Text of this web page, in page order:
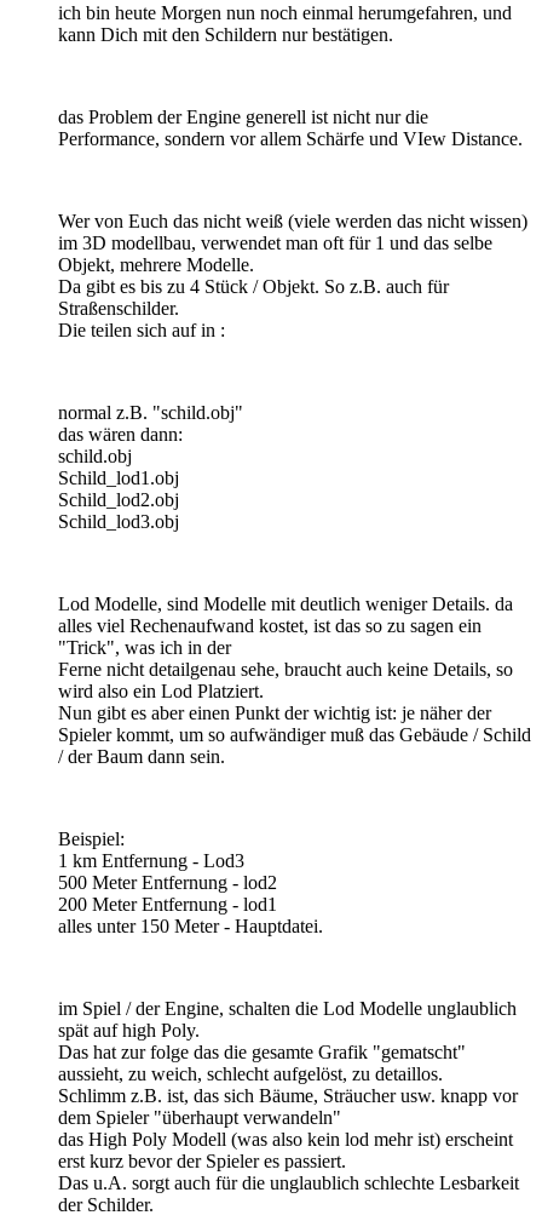
ich bin heute Morgen nun noch einmal herumgefahren, und
kann Dich mit den Schildern nur bestätigen.
das Problem der Engine generell ist nicht nur die
Performance, sondern vor allem Schärfe und VIew Distance.
Wer von Euch das nicht weiß (viele werden das nicht wissen)
im 3D modellbau, verwendet man oft für 1 und das selbe
Objekt, mehrere Modelle.
Da gibt es bis zu 4 Stück / Objekt. So z.B. auch für
Straßenschilder.
Die teilen sich auf in :
normal z.B. "schild.obj"
das wären dann:
schild.obj
Schild_lod1.obj
Schild_lod2.obj
Schild_lod3.obj
Lod Modelle, sind Modelle mit deutlich weniger Details. da
alles viel Rechenaufwand kostet, ist das so zu sagen ein
"Trick", was ich in der
Ferne nicht detailgenau sehe, braucht auch keine Details, so
wird also ein Lod Platziert.
Nun gibt es aber einen Punkt der wichtig ist: je näher der
Spieler kommt, um so aufwändiger muß das Gebäude / Schild
/ der Baum dann sein.
Beispiel:
1 km Entfernung - Lod3
500 Meter Entfernung - lod2
200 Meter Entfernung - lod1
alles unter 150 Meter - Hauptdatei.
im Spiel / der Engine, schalten die Lod Modelle unglaublich
spät auf high Poly.
Das hat zur folge das die gesamte Grafik "gematscht"
aussieht, zu weich, schlecht aufgelöst, zu detaillos.
Schlimm z.B. ist, das sich Bäume, Sträucher usw. knapp vor
dem Spieler "überhaupt verwandeln"
das High Poly Modell (was also kein lod mehr ist) erscheint
erst kurz bevor der Spieler es passiert.
Das u.A. sorgt auch für die unglaublich schlechte Lesbarkeit
der Schilder.